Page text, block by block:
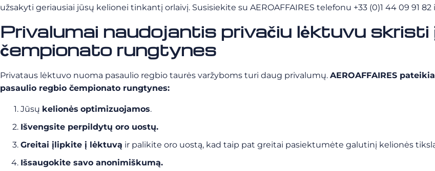
užsakyti geriausiai jūsų kelionei tinkantį orlaivį. Susisiekite su AEROAFFAIRES telefonu +33 (0)1 44 09 91
Privalumai naudojantis privačiu lėktuvu
čempionato rungtynes
Privataus lėktuvo nuoma pasaulio regbio taurės varžyboms turi daug privalumų. AEROAFFAIRES
pasaulio regbio čempionato rungtynes:
Jūsų kelionės optimizuojamos.
Išvengsite perpildytų oro uostų.
Greitai įlipkite į lėktuvą ir palikite oro uostą, kad taip pat greitai pasiektumėte galutinį kelionės
Išsaugokite savo anonimiškumą.